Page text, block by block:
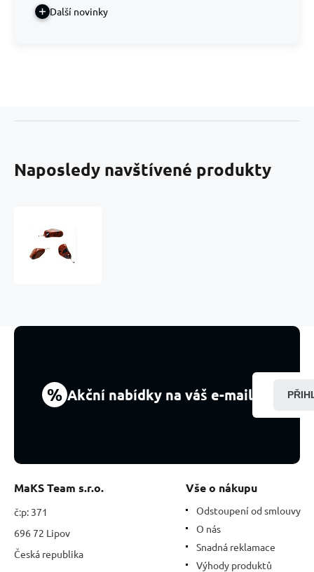
Další novinky
Naposledy navštívené produkty
cca
kus,
kámen
% Akční nabídky na váš e-mail
MaKS Team s.r.o.
č:p: 371
696 72 Lipov
Česká republika
Vše o nákupu
Odstoupení od smlouvy
O nás
Snadná reklamace
Výhody produktů